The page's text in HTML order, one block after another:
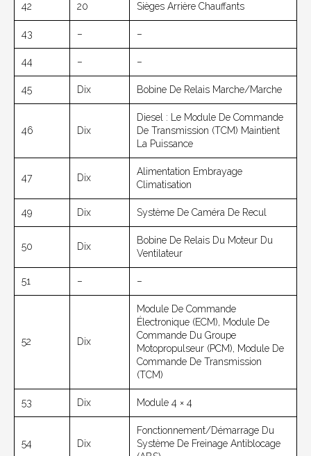
42 20 Sièges Arrière Chauffants
43 – –
44 – –
45 Dix Bobine De Relais Marche/marche
46 Dix
Diesel : Le Module De Commande
De Transmission (TCM) Maintient
La Puissance
47 Dix
Alimentation Embrayage
Climatisation
49 Dix Système De Caméra De Recul
50 Dix
Bobine De Relais Du Moteur Du
Ventilateur
51 – –
52 Dix
Module De Commande
Électronique (ECM), Module De
Commande Du Groupe
Motopropulseur (PCM), Module De
Commande De Transmission
(TCM)
53 Dix Module 4 × 4
54 Dix
Fonctionnement/démarrage Du
Système De Freinage Antiblocage